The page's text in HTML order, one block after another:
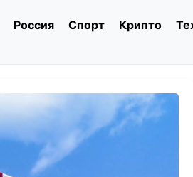
Россия Спорт Крипто